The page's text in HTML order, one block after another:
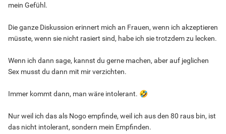
mein Gefühl.
Die ganze Diskussion erinnert mich an Frauen, wenn ich akzeptieren
müsste, wenn sie nicht rasiert sind, habe ich sie trotzdem zu lecken.
Wenn ich dann sage, kannst du gerne machen, aber auf jeglichen
Sex musst du dann mit mir verzichten.
Immer kommt dann, man wäre intolerant. 🤣
Nur weil ich das als Nogo empfinde, weil ich aus den 80 raus bin, ist
das nicht intolerant, sondern mein Empfinden.